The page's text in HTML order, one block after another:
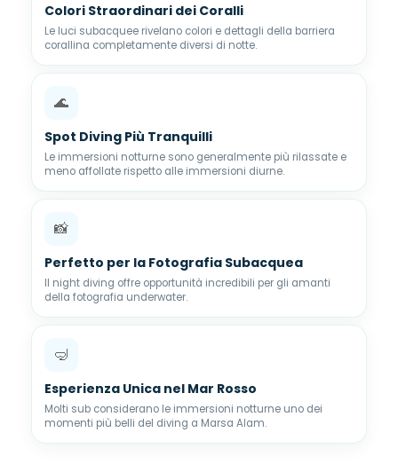
Colori Straordinari dei Coralli
Le luci subacquee rivelano colori e dettagli della barriera
corallina completamente diversi di notte.
🌊
Spot Diving Più Tranquilli
Le immersioni notturne sono generalmente più rilassate e
meno affollate rispetto alle immersioni diurne.
📸
Perfetto per la Fotografia Subacquea
Il night diving offre opportunità incredibili per gli amanti
della fotografia underwater.
🤿
Esperienza Unica nel Mar Rosso
Molti sub considerano le immersioni notturne uno dei
momenti più belli del diving a Marsa Alam.